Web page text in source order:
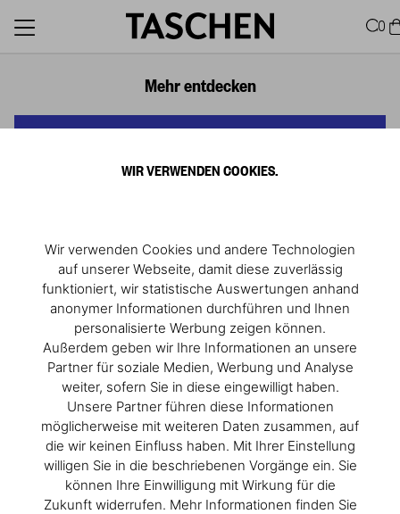
WIR VERWENDEN COOKIES.
Wir verwenden Cookies und andere Technologien
auf unserer Webseite, damit diese zuverlässig
funktioniert, wir statistische Auswertungen anhand
anonymer Informationen durchführen und Ihnen
personalisierte Werbung zeigen können.
Außerdem geben wir Ihre Informationen an unsere
Partner für soziale Medien, Werbung und Analyse
weiter, sofern Sie in diese eingewilligt haben.
Unsere Partner führen diese Informationen
möglicherweise mit weiteren Daten zusammen, auf
die wir keinen Einfluss haben. Mit Ihrer Einstellung
willigen Sie in die beschriebenen Vorgänge ein. Sie
können Ihre Einwilligung mit Wirkung für die
Zukunft widerrufen. Mehr Informationen finden Sie
0
Mehr entdecken
A Whole Lot of Hockney
The Making of A Bigger Book